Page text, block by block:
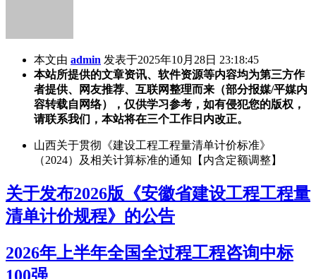
本文由 admin 发表于2025年10月28日 23:18:45
本站所提供的文章资讯、软件资源等内容均为第三方作
者提供、网友推荐、互联网整理而来（部分报媒/平媒内
容转载自网络），仅供学习参考，如有侵犯您的版权，
请联系我们，本站将在三个工作日内改正。
山西关于贯彻《建设工程工程量清单计价标准》
（2024）及相关计算标准的通知【内含定额调整】
关于发布2026版《安徽省建设工程工程量
清单计价规程》的公告
2026年上半年全国全过程工程咨询中标